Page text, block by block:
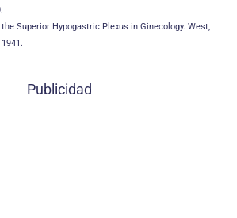
Superior Hypogastric Plexus in Ginecology. West,
Publicidad